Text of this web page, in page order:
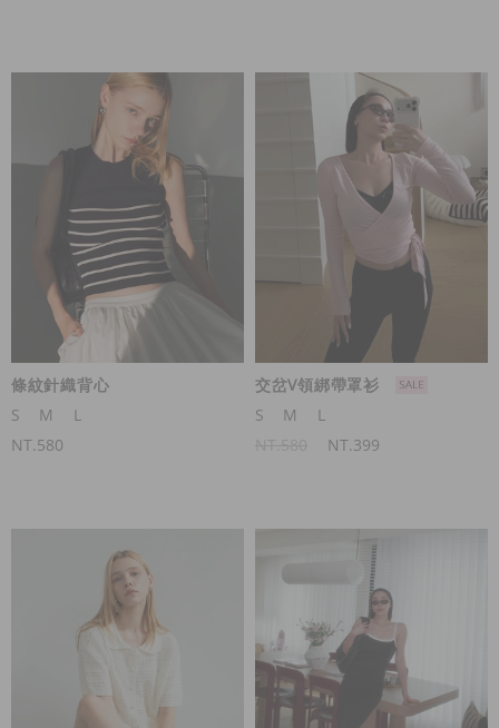
條紋針織背心
S
M
L
NT.580
交岔V領綁帶罩衫
S
M
L
NT.399